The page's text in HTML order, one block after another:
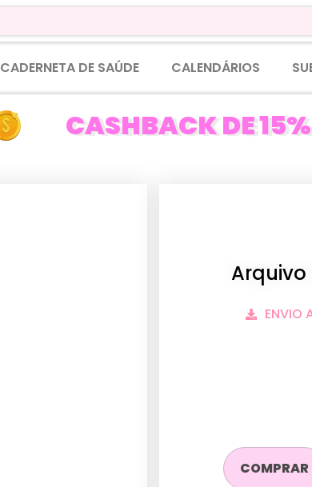
CADERNETA DE SAÚDE CALENDÁRIOS
CASHBACK DE 15%
ENVIO
COMPRAR